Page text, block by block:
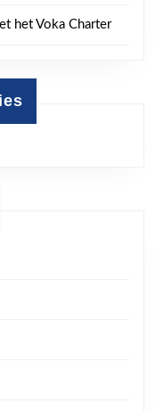
het Voka Charter